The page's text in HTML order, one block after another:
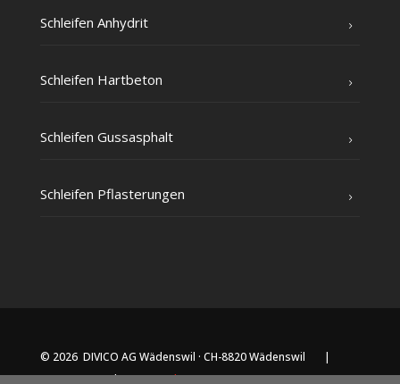
Schlei­fen Anhydrit
Schlei­fen Hartbeton
Schlei­fen Gussasphalt
Schlei­fen Pflasterungen
© 2026 DIVICO AG Wädenswil · CH-8820 Wädenswil |
Impressum|Datenschutz